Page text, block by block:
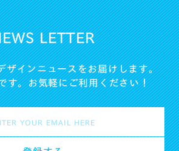
LETTER
ザインニュースをお届けします。
す。お気軽にご利用ください！